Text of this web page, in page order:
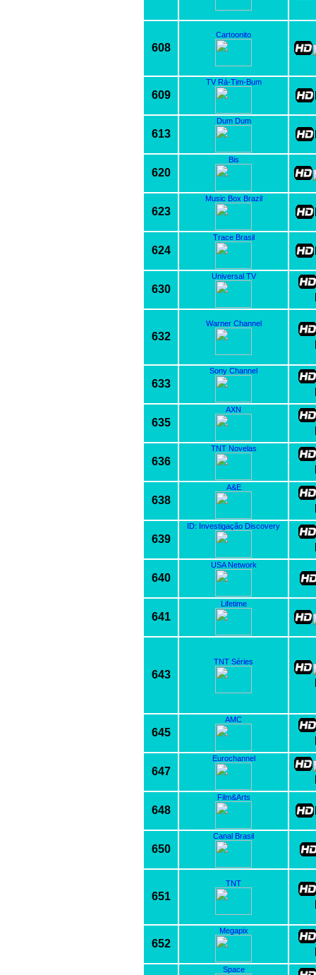
608
Cartoonito
609
TV Rá-Tim-Bum
613
Dum Dum
620
Bis
623
Music Box Brazil
624
Trace Brasil
630
Universal TV
632
Warner Channel
633
Sony Channel
635
AXN
636
TNT Novelas
638
A&E
639
ID: Investigação Discovery
640
USA Network
641
Lifetime
643
TNT Séries
645
AMC
647
Eurochannel
648
Film&Arts
650
Canal Brasil
651
TNT
652
Megapix
Space